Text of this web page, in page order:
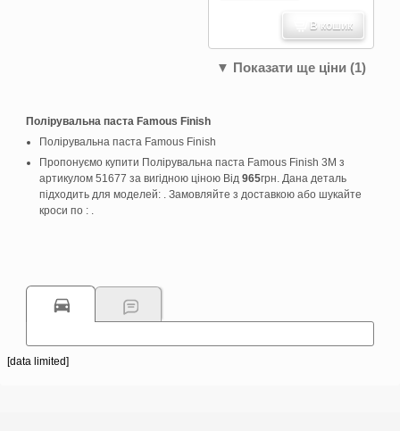
Полірувальна паста Famous Finish
Полірувальна паста Famous Finish
Пропонуємо купити Полірувальна паста Famous Finish 3M з
артикулом 51677 за вигідною ціною Від 965грн. Дана деталь
підходить для моделей: . Замовляйте з доставкою або шукайте
кроси по : .
В кошик
▼ Показати ще ціни (1)
[data limited]